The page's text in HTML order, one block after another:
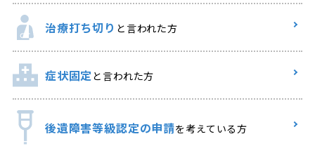
治療打ち切り と言われた方
症状固定と言われた方
後遺障害等級認定の申請を考えている方